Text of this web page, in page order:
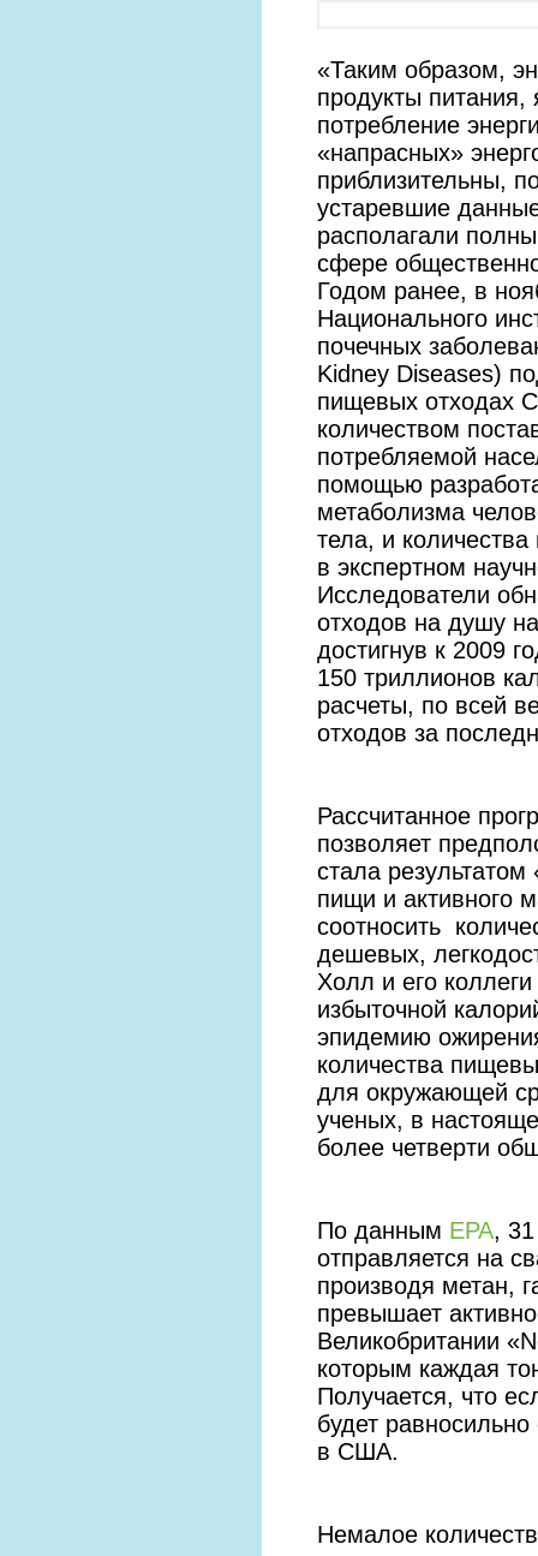
«Таким образом,
продукты
потребление
«напрасных»
приблизительны,
устаревшие
располагали
сфере
Годом ранее, в
Национального
почечных
Kidney Diseases)
пищевых отходах
количеством
потребляемой
помощью
метаболизма
тела, и
в экспертном
Исследователи
отходов на душу
достигнув к 2009
150 триллионов
расчеты, по всей
отходов за
Рассчитанное
позволяет
стала
пищи и активного
соотносить
дешевых,
Холл и его
избыточной
эпидемию
количества
для окружающей
ученых, в
более четверти
По данным EPA,
отправляется на
производя метан,
превышает
Великобритании
которым каждая
Получается, что
будет
в США.
Немалое